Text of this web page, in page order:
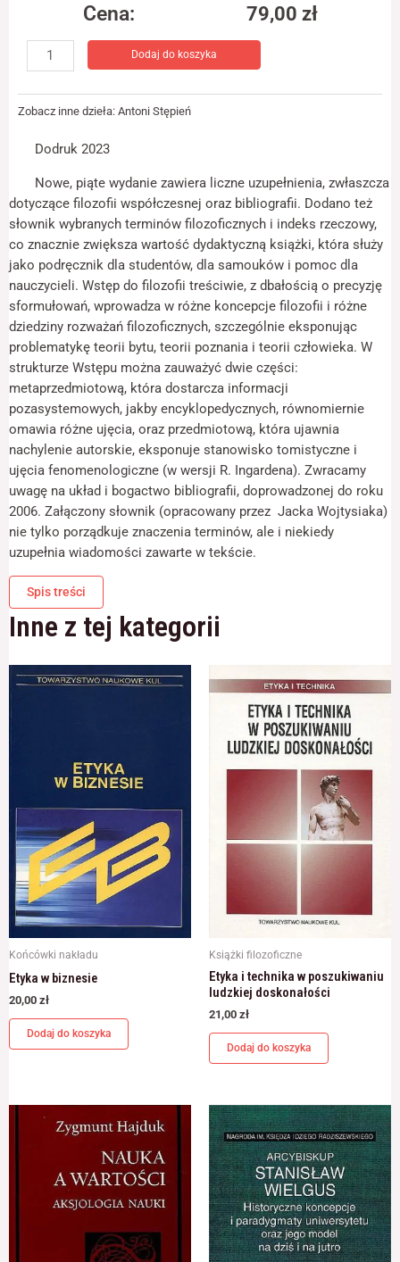
Cena: 79,00 zł
ilość
Wstęp
filozofii
Dodaj do koszyka
Zobacz inne dzieła: Antoni Stępień
Dodruk 2023
Nowe, piąte wydanie zawiera liczne uzupełnienia, zwłaszcza
dotyczące filozofii współczesnej oraz bibliografii. Dodano też
słownik wybranych terminów filozoficznych i indeks rzeczowy,
co znacznie zwiększa wartość dydaktyczną książki, która służy
jako podręcznik dla studentów, dla samouków i pomoc dla
nauczycieli. Wstęp do filozofii treściwie, z dbałością o precyzję
sformułowań, wprowadza w różne koncepcje filozofii i różne
dziedziny rozważań filozoficznych, szczególnie eksponując
problematykę teorii bytu, teorii poznania i teorii człowieka. W
strukturze Wstępu można zauważyć dwie części:
metaprzedmiotową, która dostarcza informacji
pozasystemowych, jakby encyklopedycznych, równomiernie
omawia różne ujęcia, oraz przedmiotową, która ujawnia
nachylenie autorskie, eksponuje stanowisko tomistyczne i
ujęcia fenomenologiczne (w wersji R. Ingardena). Zwracamy
uwagę na układ i bogactwo bibliografii, doprowadzonej do roku
2006. Załączony słownik (opracowany przez Jacka Wojtysiaka)
nie tylko porządkuje znaczenia terminów, ale i niekiedy
uzupełnia wiadomości zawarte w tekście.
Spis treści
Inne z tej kategorii
Końcówki nakładu
Etyka w biznesie
20,00 zł
Dodaj do koszyka
Książki filozoficzne
Etyka i technika w poszukiwaniu
ludzkiej doskonałości
21,00 zł
Dodaj do koszyka
Doświadczenie
internetowa
twojego przejścia
internetowej.
Marketing
Udostępniając
swoje
zainteresowania i
zachowania
podczas
odwiedzania naszej
strony, zwiększasz
szansę na
zobaczenie
spersonalizowanych
treści i ofert.